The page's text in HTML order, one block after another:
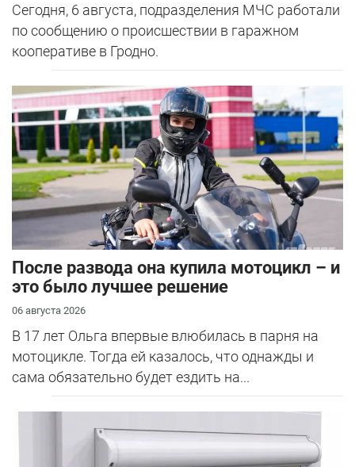
Сегодня, 6 августа, подразделения МЧС работали
по сообщению о происшествии в гаражном
кооперативе в Гродно.
После развода она купила мотоцикл – и
это было лучшее решение
06 августа 2026
В 17 лет Ольга впервые влюбилась в парня на
мотоцикле. Тогда ей казалось, что однажды и
сама обязательно будет ездить на...